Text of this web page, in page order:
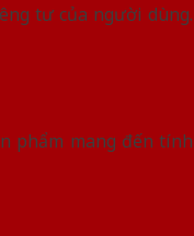
tư của người dùng.
phẩm mang đến tính